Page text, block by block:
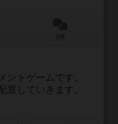
ントゲームです。
していきます。